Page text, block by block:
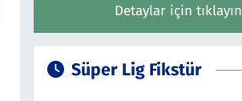
Detaylar için tıklayın
Süper Lig Fikstür